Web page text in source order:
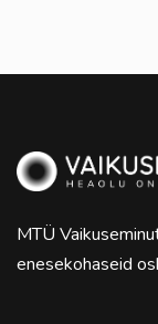
MTÜ
enesekohaseid